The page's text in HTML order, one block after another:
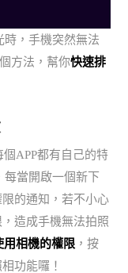
時，手機突然無法
方法，幫你快速排
個APP都有自己的特
當開啟一個新下
的通知，若不小心
造成手機無法拍照
用相機的權限 ，按
功能囉！